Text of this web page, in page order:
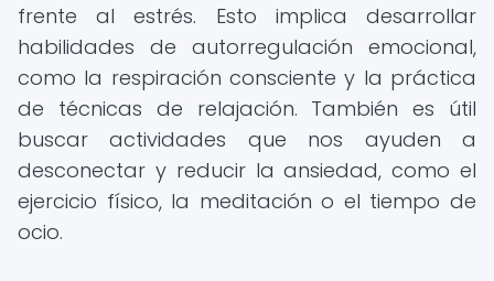
frente al estrés. Esto implica desarrollar
habilidades de autorregulación emocional,
como la respiración consciente y la práctica
de técnicas de relajación. También es útil
buscar actividades que nos ayuden a
desconectar y reducir la ansiedad, como el
ejercicio físico, la meditación o el tiempo de
ocio.